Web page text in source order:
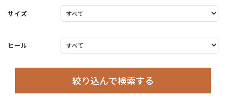
サイズ
ヒール
絞り込んで検索する